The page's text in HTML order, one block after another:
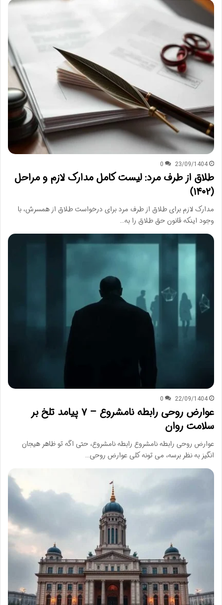
23/09/1404
0
طلاق از طرف مرد: لیست کامل مدارک لازم و مراحل
(۱۴۰۲)
مدارک لازم برای طلاق از طرف مرد برای درخواست طلاق از همسرش، با
وجود اینکه قانون حق طلاق را به…
22/09/1404
0
عوارض روحی رابطه نامشروع – ۷ پیامد تلخ بر
سلامت روان
عوارض روحی رابطه نامشروع رابطه نامشروع، حتی اگه تو ظاهر هیجان
انگیز به نظر برسه، می تونه کلی عوارض روحی…